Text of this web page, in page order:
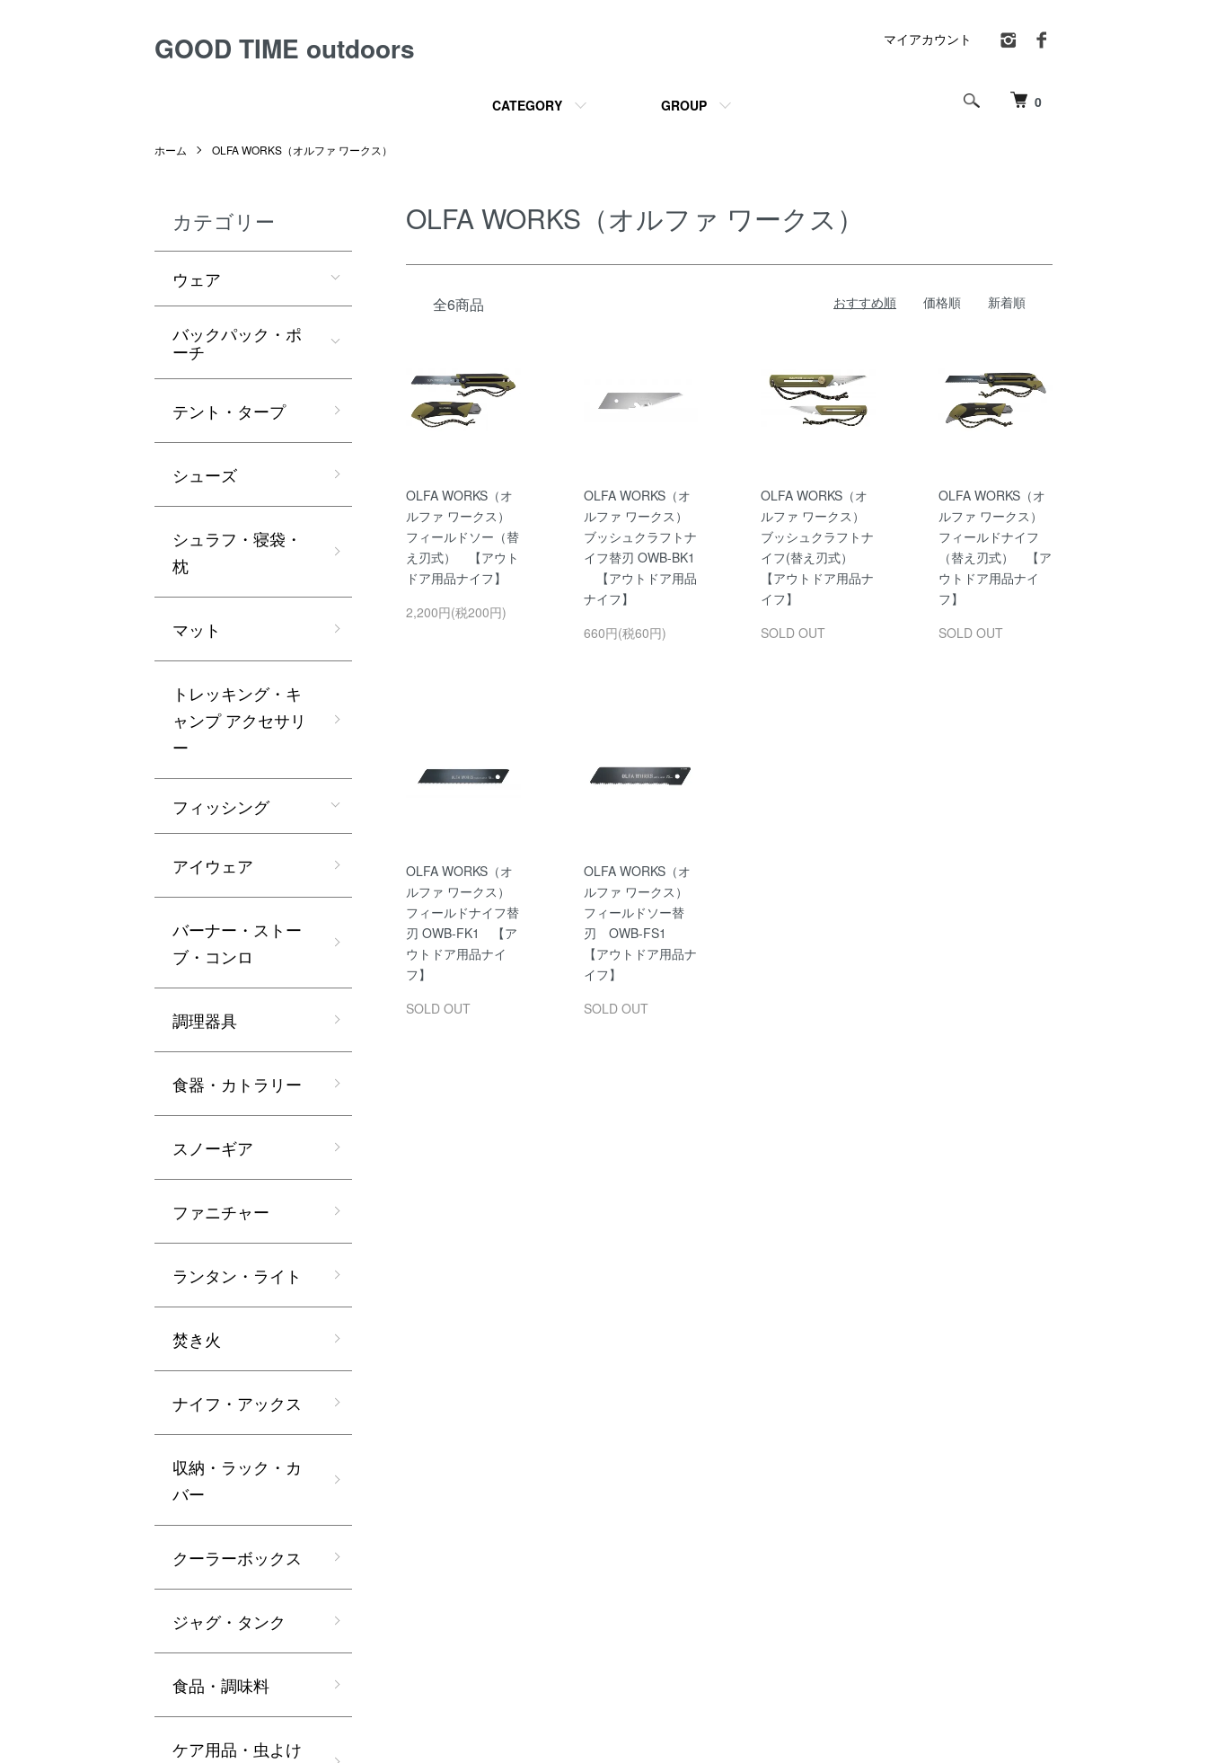
GOOD TIME outdoors
0
CATEGORY GROUP
マイアカウント
ホーム OLFA WORKS（オルファ ワークス）
OLFA WORKS（オルファ ワークス）
全6商品 おすすめ順 価格順 新着順
OLFA WORKS（オ
ルファ ワークス）
フィールドソー（替
え刃式） 【アウト
ドア用品ナイフ】
2,200円(税200円)
OLFA WORKS（オ
ルファ ワークス）
ブッシュクラフトナ
イフ替刃 OWB-BK1
【アウトドア用品
ナイフ】
660円(税60円)
OLFA WORKS（オ
ルファ ワークス）
ブッシュクラフトナ
イフ(替え刃式）
【アウトドア用品ナ
イフ】
SOLD OUT
OLFA WORKS（オ
ルファ ワークス）
フィールドナイフ
（替え刃式） 【ア
ウトドア用品ナイ
フ】
SOLD OUT
OLFA WORKS（オ
ルファ ワークス）
フィールドナイフ替
刃 OWB-FK1 【ア
ウトドア用品ナイ
フ】
SOLD OUT
OLFA WORKS（オ
ルファ ワークス）
フィールドソー替
刃 OWB-FS1
【アウトドア用品ナ
イフ】
SOLD OUT
カテゴリー
ウェア
バックパック・ポ
ーチ
テント・タープ
シューズ
シュラフ・寝袋・
枕
マット
トレッキング・キ
ャンプ アクセサリ
ー
フィッシング
アイウェア
バーナー・ストー
ブ・コンロ
調理器具
食器・カトラリー
スノーギア
ファニチャー
ランタン・ライト
焚き火
ナイフ・アックス
収納・ラック・カ
バー
クーラーボックス
ジャグ・タンク
食品・調味料
ケア用品・虫よけ